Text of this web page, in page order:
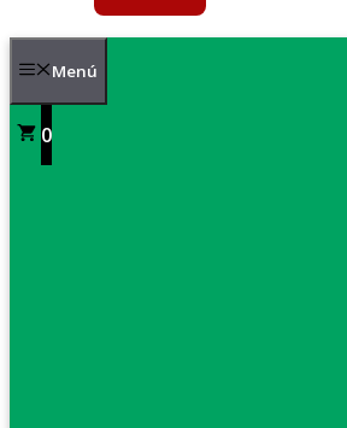
Menú
0